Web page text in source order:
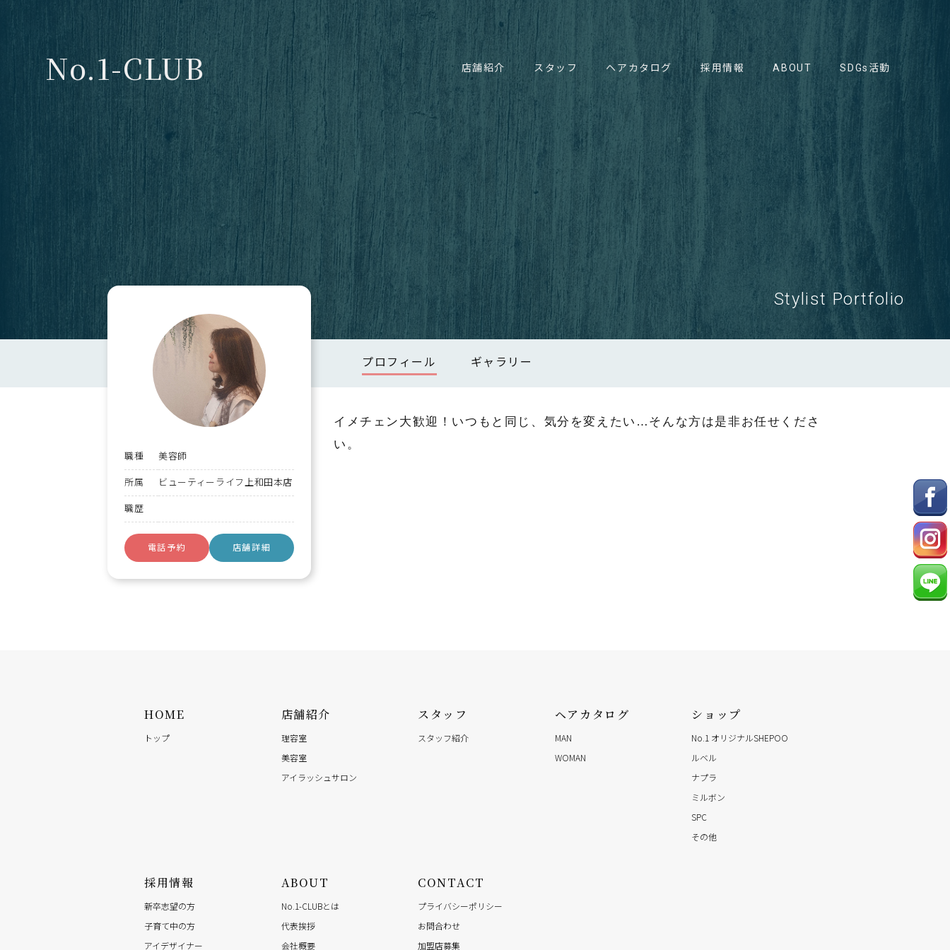
No.1-CLUB 店舗紹介 スタッフ ヘアカタログ 採用情報 ABOUT SDGs活動
Stylist Portfolio
プロフィール ギャラリー
職種 美容師
所属 ビューティーライフ上和田本店
職歴
電話予約 店舗詳細
イメチェン大歓迎！いつもと同じ、気分を変えたい…そんな方は是非お任せくださ
い。
HOME
トップ
店舗紹介
理容室
美容室
アイラッシュサロン
スタッフ
スタッフ紹介
ヘアカタログ
MAN
WOMAN
ショップ
No.1 オリジナルSHEPOO
ルベル
ナプラ
ミルボン
SPC
その他
採用情報
新卒志望の方
子育て中の方
アイデザイナー
ABOUT
No.1-CLUBとは
代表挨拶
会社概要
CONTACT
プライバシーポリシー
お問合わせ
加盟店募集
会社名 or 個人名
担当者様のお名前
名
メッセージ
メッセージを送信する